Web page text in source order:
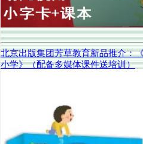
北京出版集团芳草教育新品推介：
小学》（配备多媒体课件送培训）